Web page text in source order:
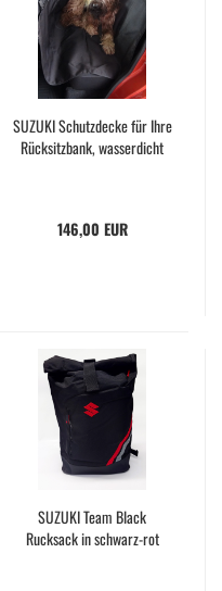
SUZUKI Schutzdecke für Ihre
Rücksitzbank, wasserdicht
146,00 EUR
SUZUKI Team Black
Rucksack in schwarz-rot